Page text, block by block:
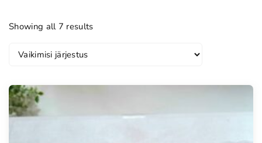
Showing all 7 results